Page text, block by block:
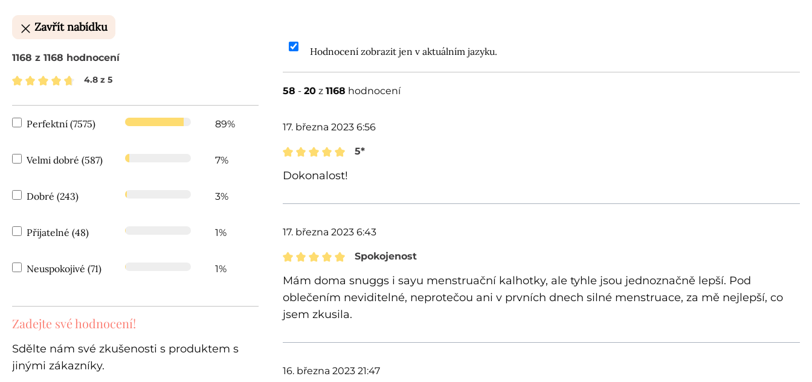
Zavřít nabídku
1168 z 1168 hodnocení
4.8 z 5
Perfektní (7575) 89%
Velmi dobré (587) 7%
Dobré (243) 3%
Přijatelné (48) 1%
Neuspokojivé (71) 1%
Zadejte své hodnocení!
Sdělte nám své zkušenosti s produktem s
jinými zákazníky.
Hodnocení zobrazit jen v aktuálním jazyku.
58 - 20 z 1168 hodnocení
17. března 2023 6:56
Recenze s hodnocením 5 z 5 hvězd
5*
Dokonalost!
17. března 2023 6:43
Recenze s hodnocením 5 z 5 hvězd
Spokojenost
Mám doma snuggs i sayu menstruační kalhotky, ale tyhle jsou jednoznačně lepší. Pod
oblečením neviditelné, neprotečou ani v prvních dnech silné menstruace, za mě nejlepší, co
jsem zkusila.
16. března 2023 21:47